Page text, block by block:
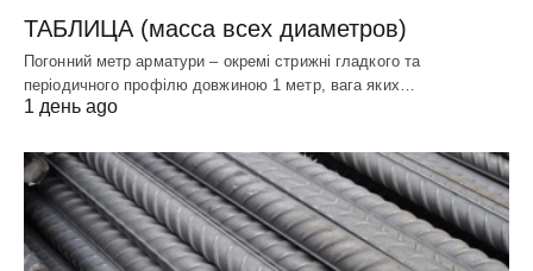
ТАБЛИЦА (масса всех диаметров)
Погонний метр арматури – окремі стрижні гладкого та
періодичного профілю довжиною 1 метр, вага яких…
1 день ago